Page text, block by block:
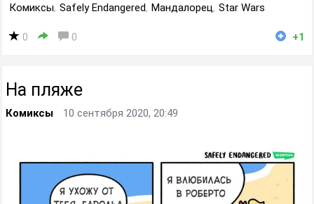
Комиксы, Safely Endangered, Мандалорец, Star Wars
0 0 +1
На пляже
Комиксы 10 сентября 2020, 20:49